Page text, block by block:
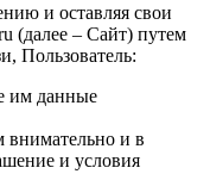
и оставляя свои
(далее – Сайт) путем
Пользователь:
им данные
внимательно и в
и условия